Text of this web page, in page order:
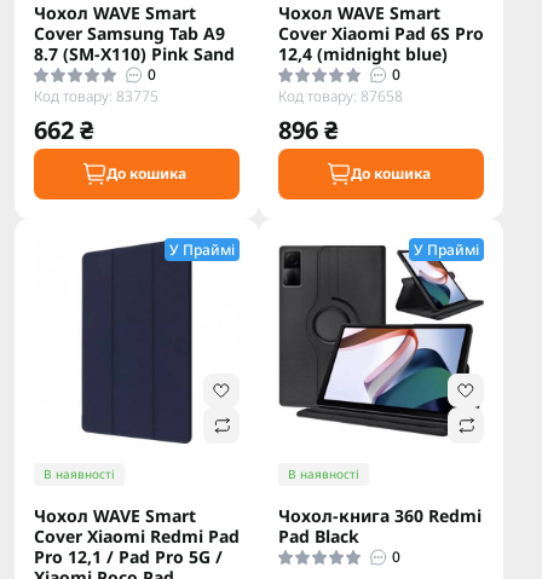
Чохол WAVE Smart
Cover Samsung Tab A9
8.7 (SM-X110) Pink Sand
0
Код товару: 83775
662 ₴
До кошика
Чохол WAVE Smart
Cover Xiaomi Pad 6S Pro
12,4 (midnight blue)
0
Код товару: 87658
896 ₴
До кошика
У Праймі
В наявності
Чохол WAVE Smart
Cover Xiaomi Redmi Pad
Pro 12,1 / Pad Pro 5G /
У Праймі
В наявності
Чохол-книга 360 Redmi
Pad Black
0